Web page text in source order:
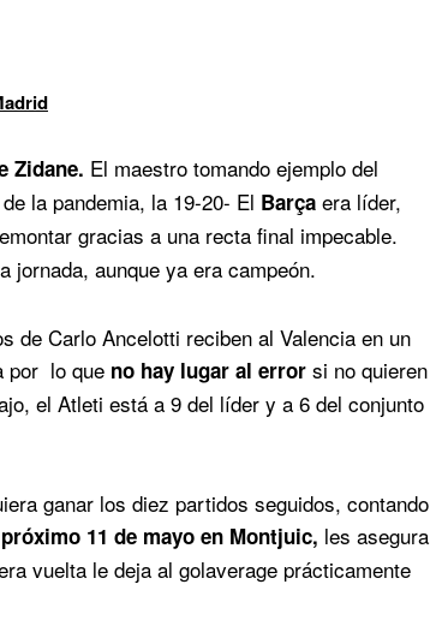
Zidane. El maestro tomando ejemplo del
la pandemia, la 19-20- El Barça era líder,
gracias a una recta final impecable.
jornada, aunque ya era campeón.
de Carlo Ancelotti reciben al Valencia en un
por lo que no hay lugar al error si no quieren
el Atleti está a 9 del líder y a 6 del conjunto
ganar los diez partidos seguidos, contando
11 de mayo en Montjuic, les asegura
vuelta le deja al golaverage prácticamente